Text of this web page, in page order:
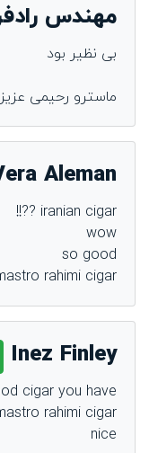
مهندس
بی نظیر بود
ماسترو رحیمی
Aleman
iranian cigar ??!!
wow
so good
rahimi cigar
Inez Finley
cigar you have
rahimi cigar
nice